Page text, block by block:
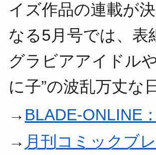
イズ作品の連載が
なる5月号では、表
グラビアアイドル
に子”の波乱万丈な
BLADE-ONLINE
月刊コミックブ